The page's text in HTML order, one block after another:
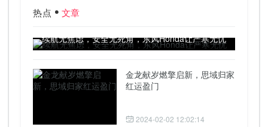
热点 文章
续航无焦虑，安全无死角，东风Honda让严寒无忧
金龙献岁燃擎启新，思域归家
红运盈门
2024-02-02 12:02:14